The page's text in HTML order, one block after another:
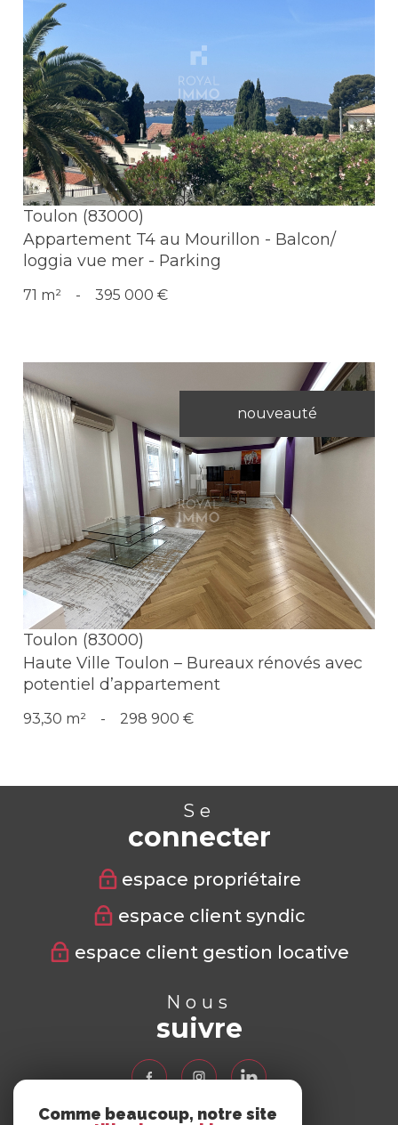
Voir le bien
Toulon (83000)
Appartement T4 au Mourillon - Balcon/
loggia vue mer - Parking
71 m² - 395 000 €
nouveauté
Voir le bien
Toulon (83000)
Haute Ville Toulon – Bureaux rénovés avec
potentiel d’appartement
93,30 m² - 298 900 €
Se
connecter
espace propriétaire
espace client syndic
espace client gestion locative
Nous
suivre
Comme beaucoup, notre site